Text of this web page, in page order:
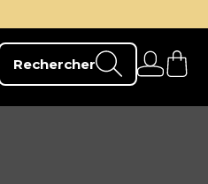
Rechercher